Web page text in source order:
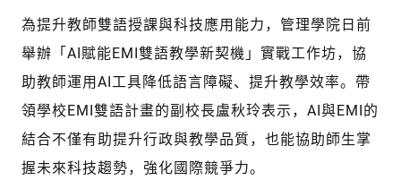
為提升教師雙語授課與科技應用能力，管理學院日前
舉辦「AI賦能EMI雙語教學新契機」實戰工作坊，協
助教師運用AI工具降低語言障礙、提升教學效率。帶
領學校EMI雙語計畫的副校長盧秋玲表示，AI與EMI的
結合不僅有助提升行政與教學品質，也能協助師生掌
握未來科技趨勢，強化國際競爭力。